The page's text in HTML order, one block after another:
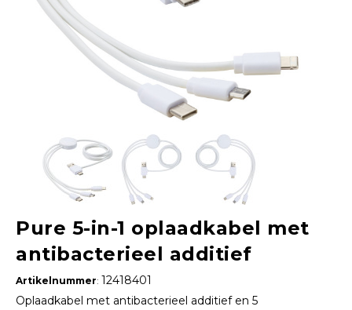
Pure 5-in-1 oplaadkabel met
antibacterieel additief
Artikelnummer: 12418401
Oplaadkabel met antibacterieel additief en 5